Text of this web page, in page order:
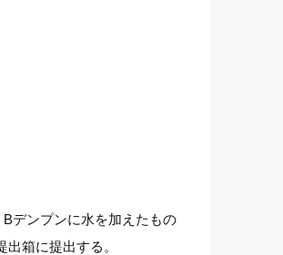
デンプンに水を加えたもの
箱に提出する。